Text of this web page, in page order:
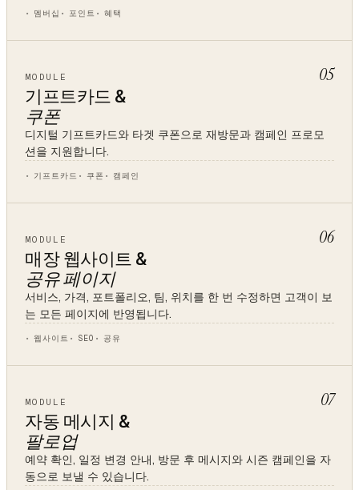
멤버십 포인트 혜택
MODULE 05
기프트카드 &
쿠폰
디지털 기프트카드와 타겟 쿠폰으로 재방문과 캠페인 프로모
션을 지원합니다.
기프트카드 쿠폰 캠페인
MODULE 06
매장 웹사이트 &
공유 페이지
서비스, 가격, 포트폴리오, 팀, 위치를 한 번 수정하면 고객이 보
는 모든 페이지에 반영됩니다.
웹사이트 SEO 공유
MODULE 07
자동 메시지 &
팔로업
예약 확인, 일정 변경 안내, 방문 후 메시지와 시즌 캠페인을 자
동으로 보낼 수 있습니다.